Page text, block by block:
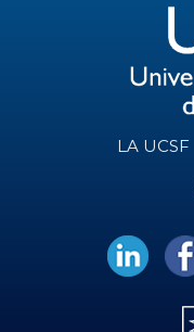
LA UCSF